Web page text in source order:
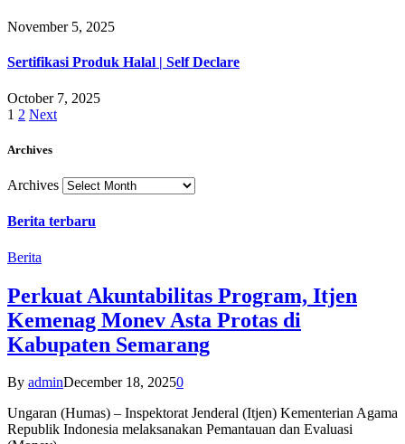
November 5, 2025
Sertifikasi Produk Halal | Self Declare
October 7, 2025
1 2 Next
Archives
Archives
Berita terbaru
Berita
Perkuat Akuntabilitas Program, Itjen
Kemenag Monev Asta Protas di
Kabupaten Semarang
By adminDecember 18, 20250
Ungaran (Humas) – Inspektorat Jenderal (Itjen) Kementerian Agama
Republik Indonesia melaksanakan Pemantauan dan Evaluasi